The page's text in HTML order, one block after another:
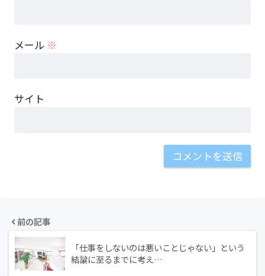
メール ※
サイト
前の記事
「仕事をしないのは悪いことじゃない」という
結論に至るまでに考え…